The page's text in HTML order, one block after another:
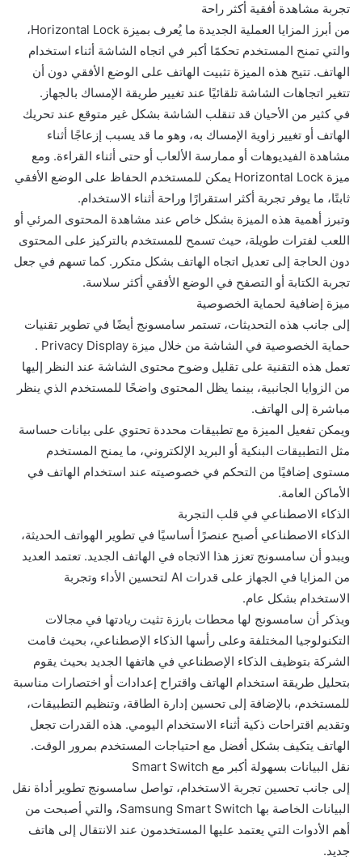
تجربة مشاهدة أفقية أكثر راحة
من أبرز المزايا العملية الجديدة ما يُعرف بميزة Horizontal Lock،
والتي تمنح المستخدم تحكمًا أكبر في اتجاه الشاشة أثناء استخدام
الهاتف. تتيح هذه الميزة تثبيت الهاتف على الوضع الأفقي دون أن
تتغير اتجاهات الشاشة تلقائيًا عند تغيير طريقة الإمساك بالجهاز.
في كثير من الأحيان قد تنقلب الشاشة بشكل غير متوقع عند تحريك
الهاتف أو تغيير زاوية الإمساك به، وهو ما قد يسبب إزعاجًا أثناء
مشاهدة الفيديوهات أو ممارسة الألعاب أو حتى أثناء القراءة. ومع
ميزة Horizontal Lock يمكن للمستخدم الحفاظ على الوضع الأفقي
ثابتًا، ما يوفر تجربة أكثر استقرارًا وراحة أثناء الاستخدام.
وتبرز أهمية هذه الميزة بشكل خاص عند مشاهدة المحتوى المرئي أو
اللعب لفترات طويلة، حيث تسمح للمستخدم بالتركيز على المحتوى
دون الحاجة إلى تعديل اتجاه الهاتف بشكل متكرر. كما تسهم في جعل
تجربة الكتابة أو التصفح في الوضع الأفقي أكثر سلاسة.
ميزة إضافية لحماية الخصوصية
إلى جانب هذه التحديثات، تستمر سامسونج أيضًا في تطوير تقنيات
حماية الخصوصية في الشاشة من خلال ميزة Privacy Display .
تعمل هذه التقنية على تقليل وضوح محتوى الشاشة عند النظر إليها
من الزوايا الجانبية، بينما يظل المحتوى واضحًا للمستخدم الذي ينظر
مباشرة إلى الهاتف.
ويمكن تفعيل الميزة مع تطبيقات محددة تحتوي على بيانات حساسة
مثل التطبيقات البنكية أو البريد الإلكتروني، ما يمنح المستخدم
مستوى إضافيًا من التحكم في خصوصيته عند استخدام الهاتف في
الأماكن العامة.
الذكاء الاصطناعي في قلب التجربة
الذكاء الاصطناعي أصبح عنصرًا أساسيًا في تطوير الهواتف الحديثة،
ويبدو أن سامسونج تعزز هذا الاتجاه في الهاتف الجديد. تعتمد العديد
من المزايا في الجهاز على قدرات AI لتحسين الأداء وتجربة
الاستخدام بشكل عام.
ويذكر أن سامسونج لها محطات بارزة تثيت ريادتها في مجالات
التكنولوجيا المختلفة وعلى رأسها الذكاء الإصطناعي، بحيث قامت
الشركة بتوظيف الذكاء الإصطناعي في هاتفها الجديد بحيث يقوم
بتحليل طريقة استخدام الهاتف واقتراح إعدادات أو اختصارات مناسبة
للمستخدم، بالإضافة إلى تحسين إدارة الطاقة، وتنظيم التطبيقات،
وتقديم اقتراحات ذكية أثناء الاستخدام اليومي. هذه القدرات تجعل
الهاتف يتكيف بشكل أفضل مع احتياجات المستخدم بمرور الوقت.
نقل البيانات بسهولة أكبر مع Smart Switch
إلى جانب تحسين تجربة الاستخدام، تواصل سامسونج تطوير أداة نقل
البيانات الخاصة بها Samsung Smart Switch، والتي أصبحت من
أهم الأدوات التي يعتمد عليها المستخدمون عند الانتقال إلى هاتف
جديد.